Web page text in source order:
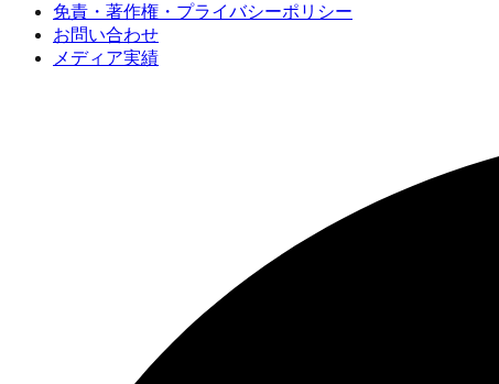
免責・著作権・プライバシーポリシー
お問い合わせ
メディア実績